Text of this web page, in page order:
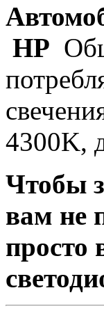
HP
4300K,
Чтобы
вам не
просто